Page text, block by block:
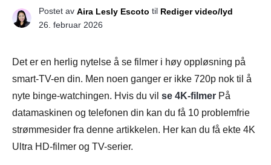
Postet av Aira Lesly Escoto til Rediger video/lyd
26. februar 2026
Det er en herlig nytelse å se filmer i høy oppløsning på
smart-TV-en din. Men noen ganger er ikke 720p nok til å
nyte binge-watchingen. Hvis du vil se 4K-filmer På
datamaskinen og telefonen din kan du få 10 problemfrie
strømmesider fra denne artikkelen. Her kan du få ekte 4K
Ultra HD-filmer og TV-serier.